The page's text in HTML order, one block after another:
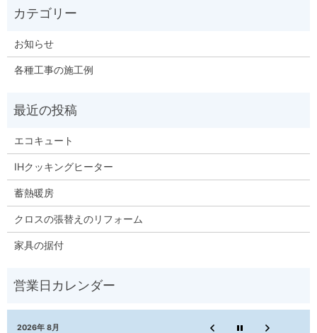
お知らせ
各種工事の施工例
エコキュート
IHクッキングヒーター
蓄熱暖房
クロスの張替えのリフォーム
家具の据付
2026年 8月